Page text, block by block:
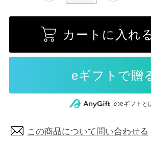
カートに入れ
のeギフトと
この商品について問い合わせる